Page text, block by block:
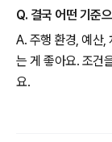
Q. 결국 어떤 기준
A. 주행 환경, 예산,
는 게 좋아요. 조건
요.